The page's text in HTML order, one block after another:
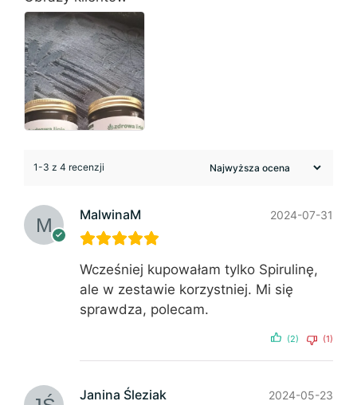
1-3 z 4 recenzji
MalwinaM 2024-07-31
Wcześniej kupowałam tylko Spirulinę,
ale w zestawie korzystniej. Mi się
sprawdza, polecam.
(2) (1)
Janina Śleziak 2024-05-23